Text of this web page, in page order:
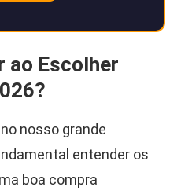
ao Escolher
nosso grande
entender os
boa compra